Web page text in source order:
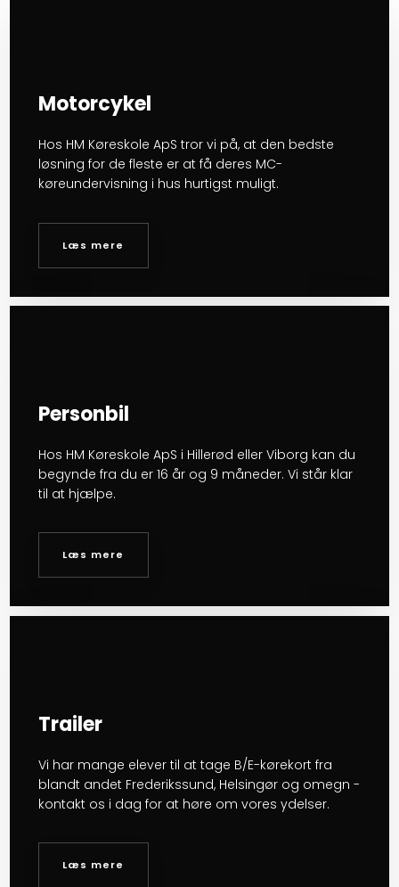
Motorcykel
Hos HM Køreskole ApS tror vi på, at den bedste
løsning for de fleste er at få deres MC-
køreundervisning i hus hurtigst muligt.
Læs mere​
Personbil
Hos HM Køreskole ApS i Hillerød eller Viborg kan du
begynde fra du er 16 år og 9 måneder. Vi står klar
til at hjælpe.
Læs mere​
Trailer
Vi har mange elever til at tage B/E-kørekort fra
blandt andet Frederikssund, Helsingør og omegn -
kontakt os i dag for at høre om vores ydelser.
Læs mere​